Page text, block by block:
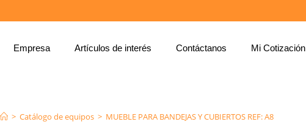
Empresa Artículos de interés Contáctanos Mi Cotización
> Catálogo de equipos > MUEBLE PARA BANDEJAS Y CUBIERTOS REF: A8